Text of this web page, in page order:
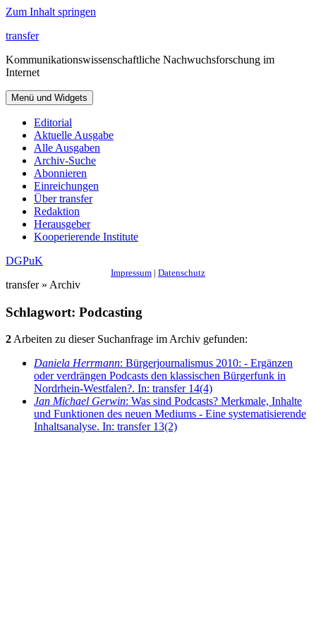
Zum Inhalt springen
transfer
Kommunikationswissenschaftliche Nachwuchsforschung im
Internet
Menü und Widgets
Editorial
Aktuelle Ausgabe
Alle Ausgaben
Archiv-Suche
Abonnieren
Einreichungen
Über transfer
Redaktion
Herausgeber
Kooperierende Institute
DGPuK
Impressum | Datenschutz
transfer » Archiv
Schlagwort: Podcasting
2Arbeiten zu dieser Suchanfrage im Archiv gefunden:
Daniela Herrmann: Bürgerjournalismus 2010: - Ergänzen
oder verdrängen Podcasts den klassischen Bürgerfunk in
Nordrhein-Westfalen?. In: transfer 14(4)
Jan Michael Gerwin: Was sind Podcasts? Merkmale, Inhalte
und Funktionen des neuen Mediums - Eine systematisierende
Inhaltsanalyse. In: transfer 13(2)